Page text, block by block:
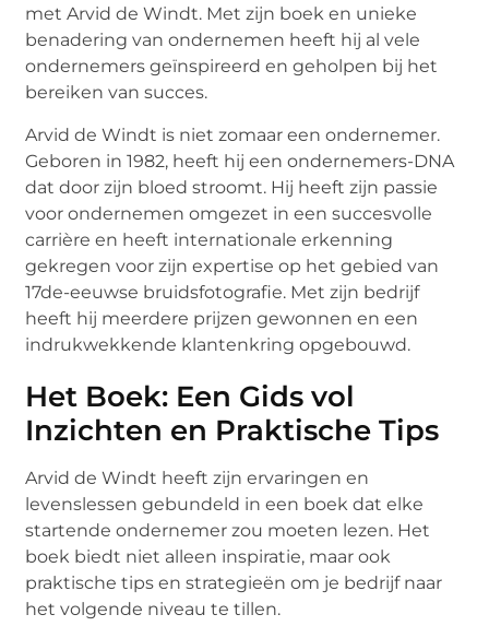
met Arvid de Windt. Met zijn boek en unieke
benadering van ondernemen heeft hij al vele
ondernemers geïnspireerd en geholpen bij het
bereiken van succes.
Arvid de Windt is niet zomaar een ondernemer.
Geboren in 1982, heeft hij een ondernemers-DNA
dat door zijn bloed stroomt. Hij heeft zijn passie
voor ondernemen omgezet in een succesvolle
carrière en heeft internationale erkenning
gekregen voor zijn expertise op het gebied van
17de-eeuwse bruidsfotografie. Met zijn bedrijf
heeft hij meerdere prijzen gewonnen en een
indrukwekkende klantenkring opgebouwd.
Het Boek: Een Gids vol
Inzichten en Praktische Tips
Arvid de Windt heeft zijn ervaringen en
levenslessen gebundeld in een boek dat elke
startende ondernemer zou moeten lezen. Het
boek biedt niet alleen inspiratie, maar ook
praktische tips en strategieën om je bedrijf naar
het volgende niveau te tillen.